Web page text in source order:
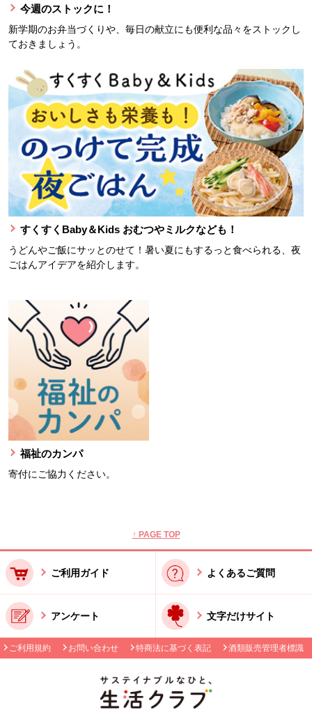
今週のストックに！
新学期のお弁当づくりや、毎日の献立にも便利な品々をストックし
ておきましょう。
すくすくBaby＆Kids おむつやミルクなども！
うどんやご飯にサッとのせて！暑い夏にもするっと食べられる、夜
ごはんアイデアを紹介します。
福祉のカンパ
寄付にご協力ください。
↑ PAGE TOP
ご利用ガイド よくあるご質問
アンケート 文字だけサイト
ご利用規約 お問い合わせ 特商法に基づく表記 酒類販売管理者標識